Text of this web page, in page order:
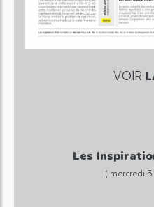
VOIR
Les
( mercredi